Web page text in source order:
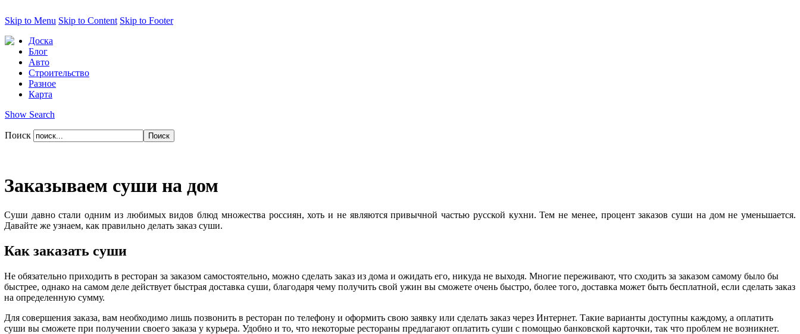
Skip to Menu Skip to Content Skip to Footer
Доска
Блог
Авто
Строительство
Разное
Карта
Show Search
Поиск
Заказываем суши на дом
Суши давно стали одним из любимых видов блюд множества россиян, хоть и не являются привычной частью русской кухни. Тем не менее, процент заказов суши на дом не уменьшается.
Давайте же узнаем, как правильно делать заказ суши.
Как заказать суши
Не обязательно приходить в ресторан за заказом самостоятельно, можно сделать заказ из дома и ожидать его, никуда не выходя. Многие переживают, что сходить за заказом самому было бы
быстрее, однако на самом деле действует быстрая доставка суши, благодаря чему получить свой ужин вы сможете очень быстро, более того, доставка может быть бесплатной, если сделать заказ
на определенную сумму.
Для совершения заказа, вам необходимо лишь позвонить в ресторан по телефону и оформить свою заявку или сделать заказ через Интернет. Такие варианты доступны каждому, а оплатить
суши вы сможете при получении своего заказа у курьера. Удобно и то, что некоторые рестораны предлагают оплатить суши с помощью банковской карточки, так что проблем не возникнет.